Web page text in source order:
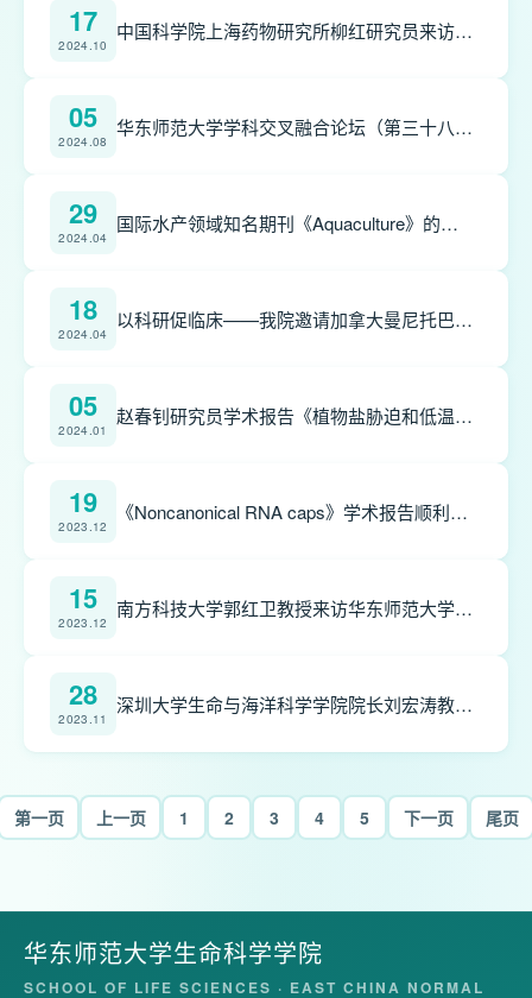
17
2024.10
中国科学院上海药物研究所柳红研究员来访我院并作学术报告
05
2024.08
华东师范大学学科交叉融合论坛（第三十八期）—“生物医药新技术、新靶标”顺利举办
29
2024.04
国际水产领域知名期刊《Aquaculture》的主编Galindo-Villegas, Jorge教授来我院交流
18
2024.04
以科研促临床——我院邀请加拿大曼尼托巴大学专家作专题报告
05
2024.01
赵春钊研究员学术报告《植物盐胁迫和低温胁迫响应研究进展》顺利举行
19
2023.12
《Noncanonical RNA caps》学术报告顺利进行
15
2023.12
南方科技大学郭红卫教授来访华东师范大学生命科学学院并做学术报告
28
2023.11
深圳大学生命与海洋科学学院院长刘宏涛教授做客生命科学学院并作学术报告
第一页 上一页 1 2 3 4 5 下一页 尾页
华东师范大学生命科学学院
SCHOOL OF LIFE SCIENCES · EAST CHINA NORMAL